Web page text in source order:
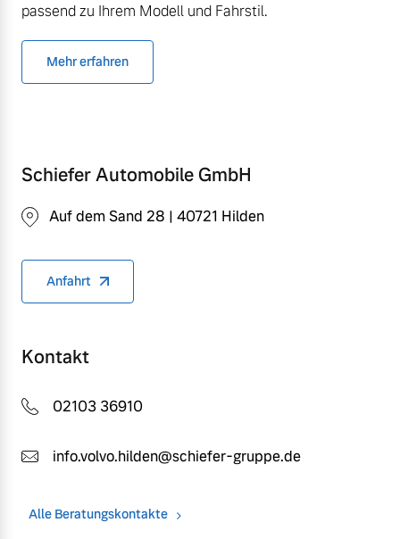
passend zu Ihrem Modell und Fahrstil.
Mehr erfahren
Schiefer Automobile GmbH
Auf dem Sand 28 | 40721 Hilden
Anfahrt
Kontakt
02103 36910
info.volvo.hilden@schiefer-gruppe.de
Alle Beratungskontakte